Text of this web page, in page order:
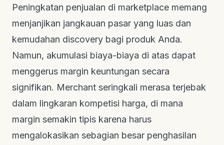
Peningkatan penjualan di marketplace memang
menjanjikan jangkauan pasar yang luas dan
kemudahan discovery bagi produk Anda.
Namun, akumulasi biaya-biaya di atas dapat
menggerus margin keuntungan secara
signifikan. Merchant seringkali merasa terjebak
dalam lingkaran kompetisi harga, di mana
margin semakin tipis karena harus
mengalokasikan sebagian besar penghasilan